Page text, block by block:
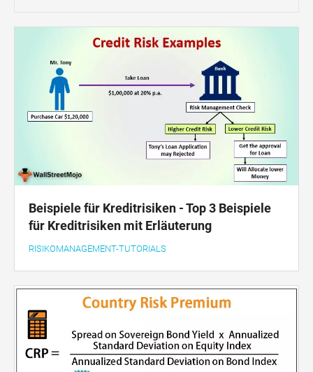
Beispiele für Kreditrisiken - Top 3 Beispiele
für Kreditrisiken mit Erläuterung
RISIKOMANAGEMENT-TUTORIALS